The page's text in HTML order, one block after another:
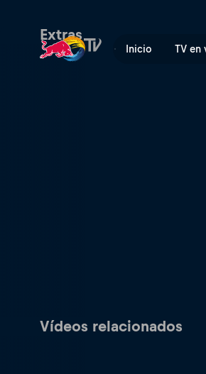
Inicio TV en
Extras
Vídeos relacionados